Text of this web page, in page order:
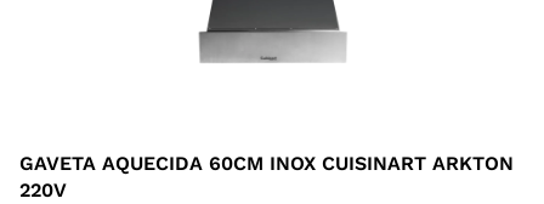
GAVETA AQUECIDA 60CM INOX CUISINART ARKTON
220V